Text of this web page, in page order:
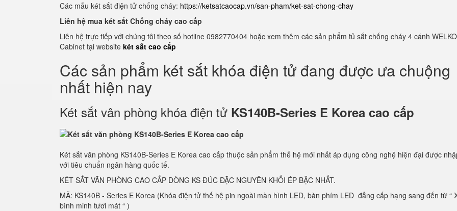
Các mẫu két sắt điện tử chống cháy: https://ketsatcaocap.vn/san-pham/ket-sat-chong-chay
Liên hệ mua két sắt Chống cháy cao cấp
Liên hệ trực tiếp với chúng tôi theo số hotline 0982770404 hoặc xem thêm các sản phẩm tủ sắt chống cháy 4 cánh
Cabinet tại website két sắt cao cấp
Các sản phẩm két sắt khóa điện tử đang được ưa chuộng
nhất hiện nay
Két sắt vân phòng khóa điện tử KS140B-Series E Korea cao cấp
Két sắt văn phòng KS140B-Series E Korea cao cấp thuộc sản phẩm thế hệ mới nhất áp dụng công nghệ hiện đại được
với tiêu chuẩn ngân hàng quốc tế.
KÉT SẮT VĂN PHÒNG CAO CẤP DÒNG KS ĐÚC ĐẶC NGUYÊN KHỐI ÉP BẬC NHẤT.
MÃ: KS140B - Series E Korea (Khóa điện tử thế hệ pin ngoài màn hình LED, bàn phím LED đẳng cấp hạng sang đến từ “
bình minh tươi mát “ )